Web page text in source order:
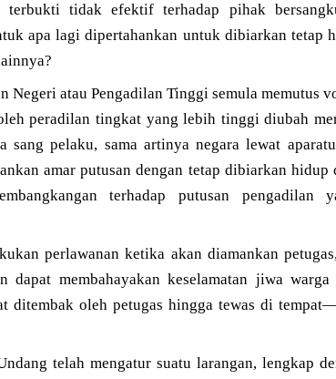
terbukti tidak efektif terhadap pihak
apa lagi dipertahankan untuk dibiarkan tetap
Negeri atau Pengadilan Tinggi semula memutus
peradilan tingkat yang lebih tinggi diubah
sang pelaku, sama artinya negara lewat
amar putusan dengan tetap dibiarkan
terhadap putusan
perlawanan ketika akan diamankan
dapat membahayakan keselamatan jiwa
ditembak oleh petugas hingga tewas di
telah mengatur suatu larangan, lengkap